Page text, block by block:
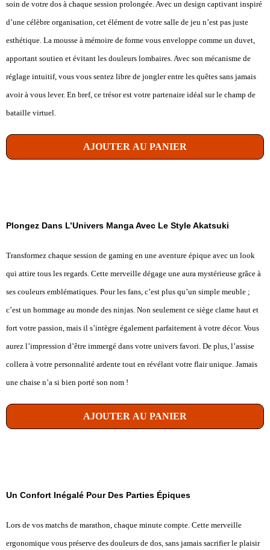
soin de votre dos à chaque session prolongée. Avec un design captivant inspiré
d’une célèbre organisation, cet élément de votre salle de jeu n’est pas juste
esthétique. La mousse à mémoire de forme vous enveloppe comme un duvet,
apportant soutien et évitant les douleurs lombaires. Avec son mécanisme de
réglage intuitif, vous vous sentez libre de jongler entre les quêtes sans jamais
avoir à vous lever. En bref, ce trésor est votre partenaire idéal sur le champ de
bataille virtuel.
AJOUTER AU PANIER
Plongez Dans L’Univers Manga Avec Le Style Akatsuki
Transformez chaque session de gaming en une aventure épique avec un look
qui attire tous les regards. Cette merveille dégage une aura mystérieuse grâce à
ses couleurs emblématiques. Pour les fans, c’est plus qu’un simple meuble ;
c’est un hommage au monde des ninjas. Non seulement ce siège clame haut et
fort votre passion, mais il s’intègre également parfaitement à votre décor. Vous
aurez l’impression d’être immergé dans votre univers favori. De plus, l’assise
collera à votre personnalité ardente tout en révélant votre flair unique. Jamais
une chaise n’a si bien porté son nom !
AJOUTER AU PANIER
Un Confort Inégalé Pour Des Parties Épiques
Lors de vos matchs de marathon, chaque minute compte. Cette merveille
ergonomique vous préserve des douleurs de dos, sans jamais sacrifier le plaisir